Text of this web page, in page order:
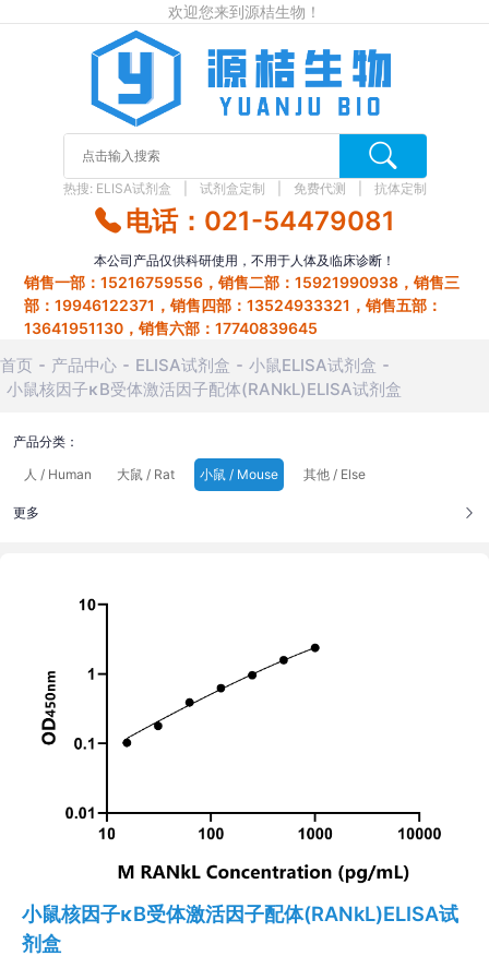
欢迎您来到源桔生物！
热搜: ELISA试剂盒 试剂盒定制 免费代测 抗体定制
电话：021-54479081
本公司产品仅供科研使用，不用于人体及临床诊断！
销售一部：15216759556，销售二部：15921990938，销售三
部：19946122371，销售四部：13524933321，销售五部：
13641951130，销售六部：17740839645
首页 产品中心 ELISA试剂盒
小鼠ELISA试剂盒
小鼠核因子κB受体激活因子配体(RANkL)ELISA试剂盒
产品分类：
人 / Human
大鼠 / Rat 小鼠 / Mouse 其他 / Else
更多
小鼠核因子κB受体激活因子配体(RANkL)ELISA试
剂盒